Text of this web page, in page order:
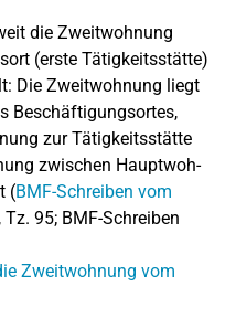
die Zweitwohnung
(erste Tätigkeitsstätte)
Die Zweitwohnung liegt
Beschäftigungsortes,
zur Tätigkeitsstätte
zwischen Hauptwoh-
(BMF-Schreiben vom
95; BMF-Schreiben